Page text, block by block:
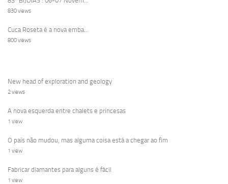
830 views
Cuca Roseta é a nova emba...
800 views
New head of exploration and geology
2 views
A nova esquerda entre chalets e princesas
1 view
O país não mudou, mas alguma coisa está a chegar ao fim
1 view
Fabricar diamantes para alguns é fácil
1 view